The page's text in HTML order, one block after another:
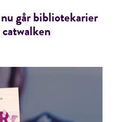
går bibliotekarier
catwalken